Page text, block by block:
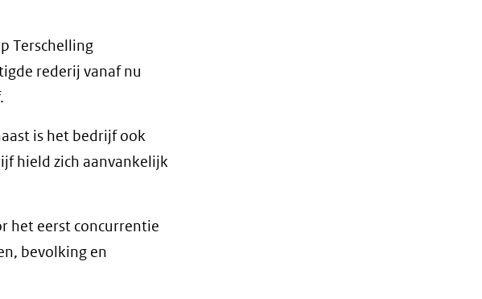
Terschelling
rederij vanaf nu
is het bedrijf ook
hield zich aanvankelijk
het eerst concurrentie
bevolking en